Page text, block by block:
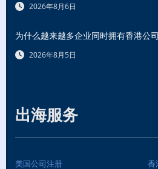
2026年8月6日
为什么越来越多企业同时拥有香港公
2026年8月5日
出海服务
美国公司注册 香